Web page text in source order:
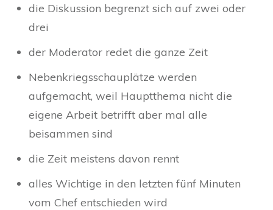
die Diskussion begrenzt sich auf zwei oder
drei
der Moderator redet die ganze Zeit
Nebenkriegsschauplätze werden
aufgemacht, weil Hauptthema nicht die
eigene Arbeit betrifft aber mal alle
beisammen sind
die Zeit meistens davon rennt
alles Wichtige in den letzten fünf Minuten
vom Chef entschieden wird